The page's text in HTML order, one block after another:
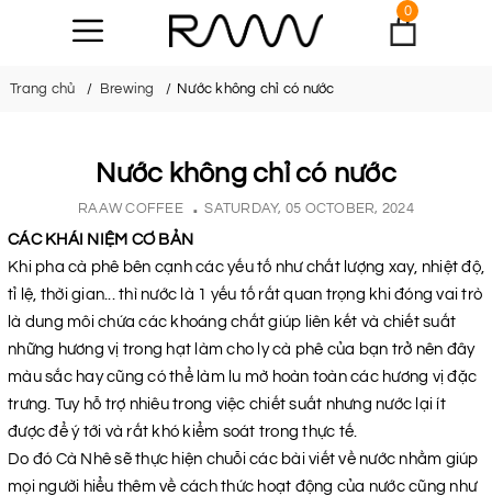
0
Trang chủ Brewing Nước không chỉ có nước
Nước không chỉ có nước
RAAW COFFEE SATURDAY, 05 OCTOBER, 2024
CÁC KHÁI NIỆM CƠ BẢN
Khi pha cà phê bên cạnh các yếu tố như chất lượng xay, nhiệt độ,
tỉ lệ, thời gian... thì nước là 1 yếu tố rất quan trọng khi đóng vai trò
là dung môi chứa các khoáng chất giúp liên kết và chiết suất
những hương vị trong hạt làm cho ly cà phê của bạn trở nên đây
màu sắc hay cũng có thể làm lu mờ hoàn toàn các hương vị đặc
trưng. Tuy hỗ trợ nhiêu trong việc chiết suất nhưng nước lại ít
được để ý tới và rất khó kiểm soát trong thực tế.
Do đó Cà Nhê sẽ thực hiện chuỗi các bài viết về nước nhằm giúp
mọi người hiểu thêm về cách thức hoạt động của nước cũng như